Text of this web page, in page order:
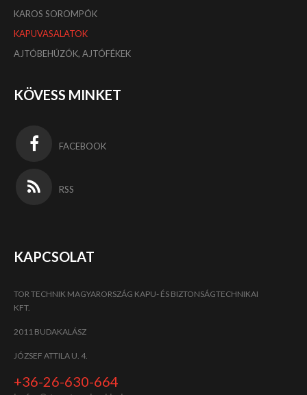
KAROS SOROMPÓK
KAPUVASALATOK
AJTÓBEHÚZÓK, AJTÓFÉKEK
KÖVESS MINKET
FACEBOOK
RSS
KAPCSOLAT
TOR TECHNIK MAGYARORSZÁG KAPU- ÉS BIZTONSÁGTECHNIKAI
KFT.
2011 BUDAKALÁSZ
JÓZSEF ATTILA U. 4.
+36-26-630-664